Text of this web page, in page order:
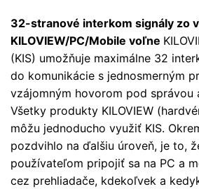
32-stranové interkom signály zo
KILOVIEW/PC/Mobile voľne
(KIS) umožňuje maximálne 32
do komunikácie s jednosmerným
vzájomným hovorom pod správou
Všetky produkty KILOVIEW
môžu jednoducho využiť KIS.
pozdvihlo na ďalšiu úroveň, je to,
používateľom pripojiť sa na PC a
cez prehliadače, kdekoľvek a